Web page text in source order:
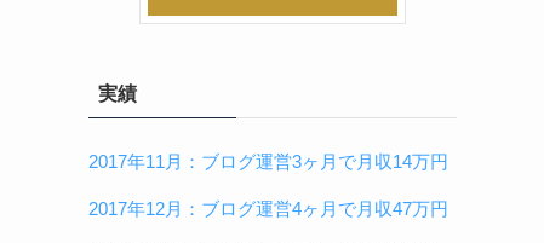
実績
2017年11月：ブログ運営3ヶ月で月収14万円
2017年12月：ブログ運営4ヶ月で月収47万円